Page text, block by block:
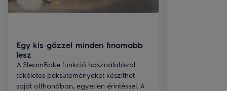
Egy kis gőzzel minden finomabb
lesz
A SteamBake funkció használatával
tökéletes péksüteményeket készíthet
saját otthonában, egyetlen érintéssel. A